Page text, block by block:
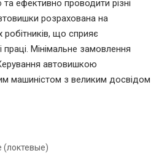
ефективно проводити різні
розрахована на
що сприяє
Мінімальне замовлення
автовишкою
машиністом з великим досвідом
(локтевые)